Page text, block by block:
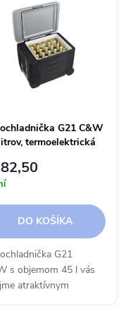
G21 C&W
termoelektrická
DO KOŠÍKA
G21
s objemom 45 l vás
atraktívnym